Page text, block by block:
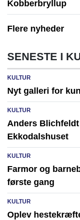
Kobberbryllup
Flere nyheder
SENESTE I
KULTUR
Nyt galleri for
KULTUR
Anders
Ekkodalshuset
KULTUR
Farmor og
første gang
KULTUR
Oplev